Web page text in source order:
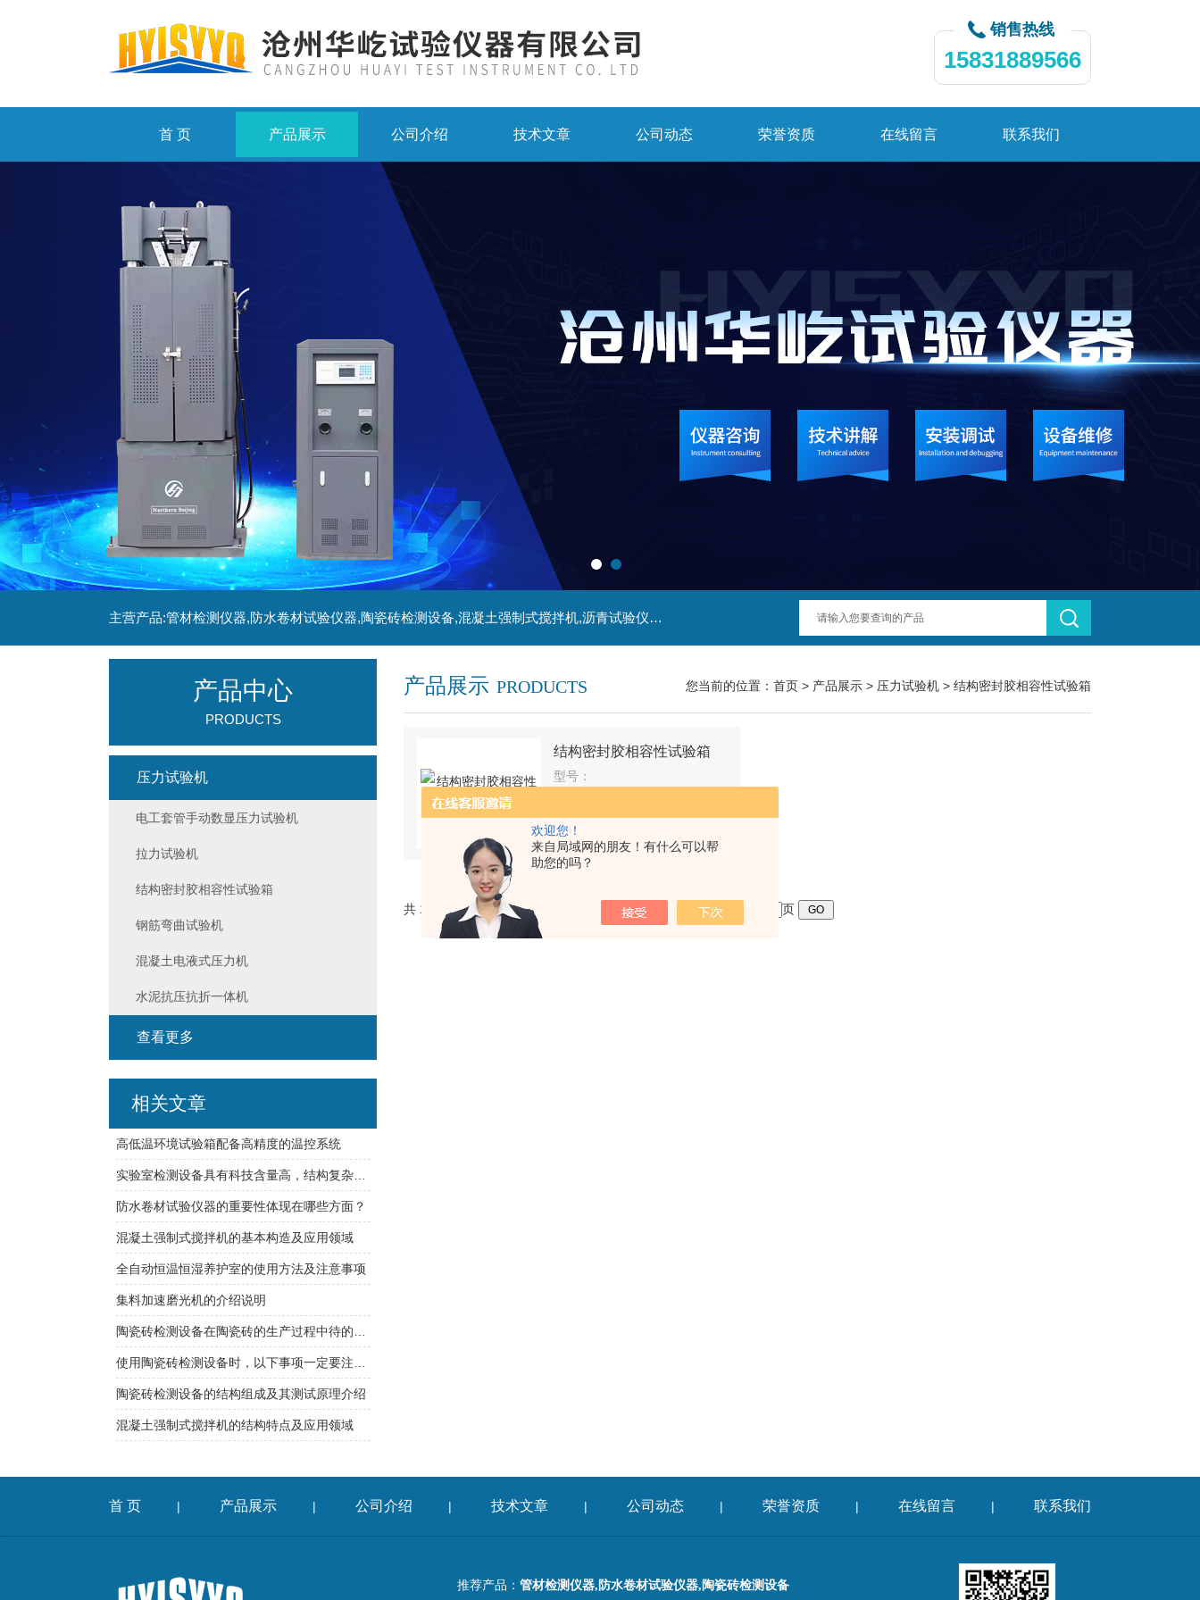
欢迎您！
来自局域网的朋友！有什么可以帮
助您的吗？
销售热线
15831889566
首 页 产品展示 公司介绍 技术文章 公司动态 荣誉资质 在线留言 联系我们
主营产品:管材检测仪器,防水卷材试验仪器,陶瓷砖检测设备,混凝土强制式搅拌机,沥青试验仪器,冻融试验箱等产品
产品展示 PRODUCTS 您当前的位置： 首页 > 产品展示 > 压力试验机 > 结构密封胶相容性试验箱
结构密封胶相容性试验箱
型号：
查看详情
共 1 条记录，当前 1 / 1 页 首页 上一页 下一页 末页 跳转到第 页
产品中心
PRODUCTS
压力试验机
电工套管手动数显压力试验机
拉力试验机
结构密封胶相容性试验箱
钢筋弯曲试验机
混凝土电液式压力机
水泥抗压抗折一体机
查看更多
相关文章
高低温环境试验箱配备高精度的温控系统
实验室检测设备具有科技含量高，结构复杂的特点
防水卷材试验仪器的重要性体现在哪些方面？
混凝土强制式搅拌机的基本构造及应用领域
全自动恒温恒湿养护室的使用方法及注意事项
集料加速磨光机的介绍说明
陶瓷砖检测设备的结构组成及其测试原理介绍
混凝土强制式搅拌机的结构特点及应用领域
首 页 | 产品展示 | 公司介绍 | 技术文章 | 公司动态 | 荣誉资质 | 在线留言 | 联系我们
推荐产品： 管材检测仪器,防水卷材试验仪器,陶瓷砖检测设备